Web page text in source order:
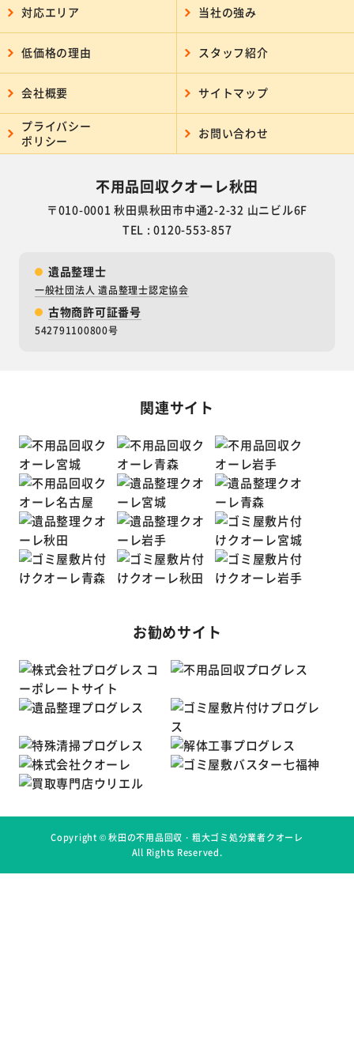
対応エリア 当社の強み
低価格の理由 スタッフ紹介
会社概要 サイトマップ
プライバシー
ポリシー
お問い合わせ
不用品回収クオーレ秋田
〒010-0001 秋田県秋田市中通2-2-32 山ニビル6F
TEL : 0120-553-857
遺品整理士
一般社団法人 遺品整理士認定協会
古物商許可証番号
542791100800号
関連サイト
お勧めサイト
Copyright ©秋田の不用品回収・粗大ゴミ処分業者クオーレ
All Rights Reserved.